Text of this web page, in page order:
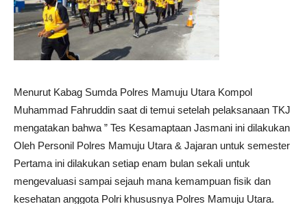
Menurut Kabag Sumda Polres Mamuju Utara Kompol
Muhammad Fahruddin saat di temui setelah pelaksanaan TKJ
mengatakan bahwa ” Tes Kesamaptaan Jasmani ini dilakukan
Oleh Personil Polres Mamuju Utara & Jajaran untuk semester
Pertama ini dilakukan setiap enam bulan sekali untuk
mengevaluasi sampai sejauh mana kemampuan fisik dan
kesehatan anggota Polri khususnya Polres Mamuju Utara.